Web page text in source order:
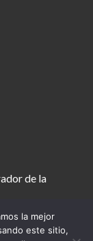
de la
la mejor
este sitio,